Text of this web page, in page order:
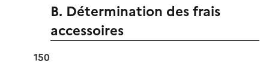
B. Détermination des frais
accessoires
150